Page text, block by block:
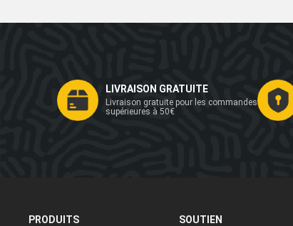
LIVRAISON GRATUITE
Livraison gratuite pour les commandes
supérieures à 50€
PRODUITS SOUTIEN